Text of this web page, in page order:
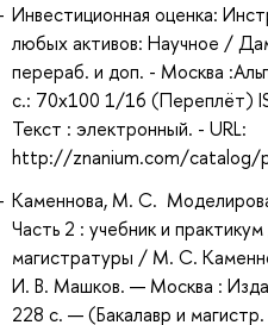
Инвестиционная оценка:
любых активов: Научное /
перераб. и доп. - Москва
с.: 70x100 1/16 (Переплёт)
Текст : электронный. - URL:
http://znanium.com/catalog/
Каменнова, М. С.
Часть 2 : учебник и
магистратуры / М. С.
И. В. Машков. — Москва :
228 с. — (Бакалавр и